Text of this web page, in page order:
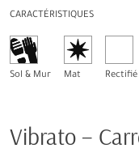
CARACTÉRISTIQUES
Sol & Mur Mat Rectifié
Vibrato –